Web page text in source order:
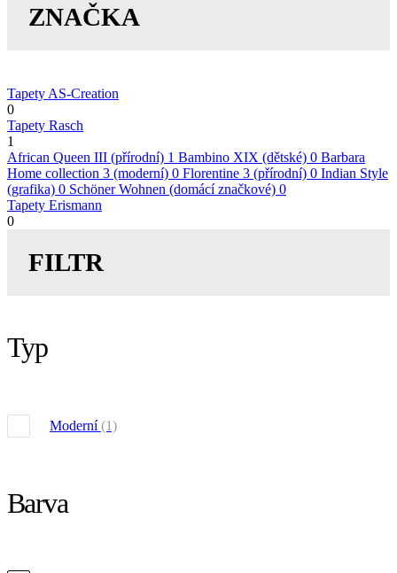
ZNAČKA
Tapety AS-Creation
0
Tapety Rasch
1
African Queen III (přírodní) 1 Bambino XIX (dětské) 0 Barbara
Home collection 3 (moderní) 0 Florentine 3 (přírodní) 0 Indian Style
(grafika) 0 Schöner Wohnen (domácí značkové) 0
Tapety Erismann
0
FILTR
Typ
Moderní(1)
Barva